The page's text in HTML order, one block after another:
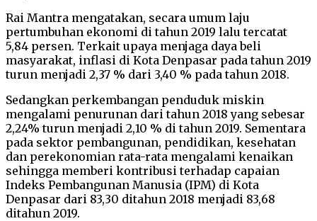
Rai Mantra mengatakan, secara umum laju
pertumbuhan ekonomi di tahun 2019 lalu tercatat
5,84 persen. Terkait upaya menjaga daya beli
masyarakat, inflasi di Kota Denpasar pada tahun 2019
turun menjadi 2,37 % dari 3,40 % pada tahun 2018.
Sedangkan perkembangan penduduk miskin
mengalami penurunan dari tahun 2018 yang sebesar
2,24% turun menjadi 2,10 % di tahun 2019. Sementara
pada sektor pembangunan, pendidikan, kesehatan
dan perekonomian rata-rata mengalami kenaikan
sehingga memberi kontribusi terhadap capaian
Indeks Pembangunan Manusia (IPM) di Kota
Denpasar dari 83,30 ditahun 2018 menjadi 83,68
ditahun 2019.